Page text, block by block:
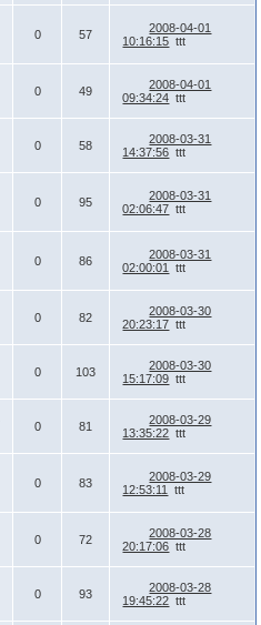
0 57
2008-04-01
10:16:15 ttt
0 49
2008-04-01
09:34:24 ttt
0
58
2008-03-31
14:37:56 ttt
0 95
2008-03-31
02:06:47 ttt
0 86
2008-03-31
02:00:01 ttt
0
82
2008-03-30
20:23:17 ttt
0
103
2008-03-30
15:17:09 ttt
0 81
2008-03-29
13:35:22 ttt
0 83
2008-03-29
12:53:11 ttt
0 72
2008-03-28
20:17:06 ttt
0 93
2008-03-28
19:45:22 ttt